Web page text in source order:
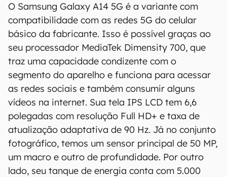
O Samsung Galaxy A14 5G é a variante com
compatibilidade com as redes 5G do celular
básico da fabricante. Isso é possível graças ao
seu processador MediaTek Dimensity 700, que
traz uma capacidade condizente com o
segmento do aparelho e funciona para acessar
as redes sociais e também consumir alguns
vídeos na internet. Sua tela IPS LCD tem 6,6
polegadas com resolução Full HD+ e taxa de
atualização adaptativa de 90 Hz. Já no conjunto
fotográfico, temos um sensor principal de 50 MP,
um macro e outro de profundidade. Por outro
lado, seu tanque de energia conta com 5.000